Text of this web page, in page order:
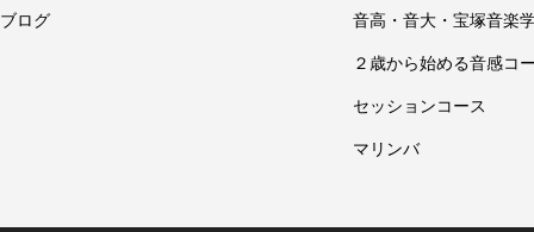
ブログ 音高・音大・宝塚音楽
２歳から始める音感コ
セッションコース
マリンバ